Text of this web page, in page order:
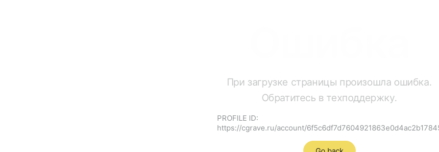
При загрузке страницы произошла ошибка.
Обратитесь в техподдержку.
PROFILE ID:
https://cgrave.ru/account/